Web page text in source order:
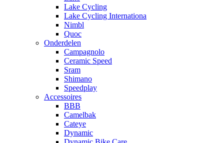
Lake Cycling
Lake Cycling Internationa
Nimbl
Quoc
Onderdelen
Campagnolo
Ceramic Speed
Sram
Shimano
Speedplay
Accessoires
BBB
Camelbak
Cateye
Dynamic